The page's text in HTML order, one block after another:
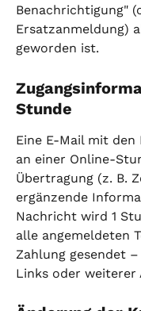
Benachrichtigung"
Ersatzanmeldung)
geworden ist.
Stunde
Eine E-Mail mit
an einer Online-
Übertragung (z. B.
ergänzende
Nachricht wird 1
alle angemeldeten
Zahlung gesendet
Links oder weiterer